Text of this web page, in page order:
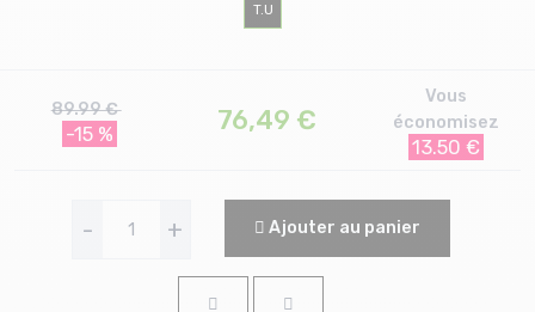
T.U
89.99 €
-15 % 76,49 €
Vous
économisez
13.50 €
- + Ajouter au panier